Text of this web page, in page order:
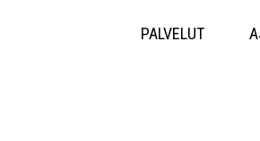
PALVELUT